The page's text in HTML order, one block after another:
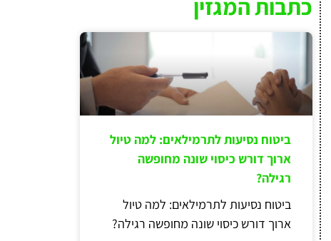
כתבות המגזין
ביטוח נסיעות לתרמילאים: למה טיול
ארוך דורש כיסוי שונה מחופשה
רגילה?
ביטוח נסיעות לתרמילאים: למה טיול
ארוך דורש כיסוי שונה מחופשה רגילה?